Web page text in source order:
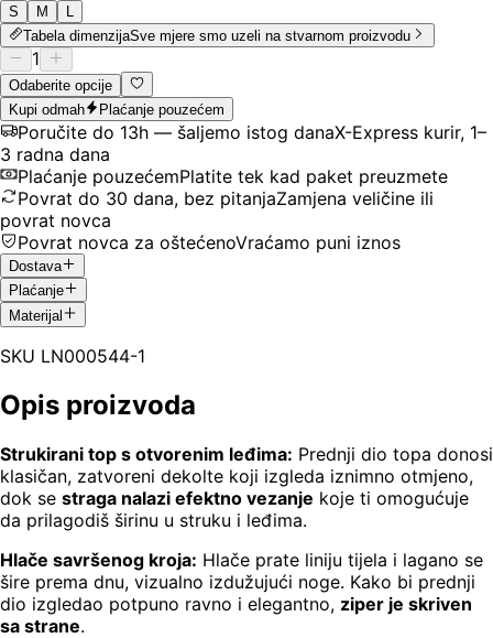
S M
L
Tabela dimenzijaSve mjere smo uzeli na stvarnom proizvodu
1
Odaberite opcije
Kupi odmah
Plaćanje pouzećem
Poručite do 13h — šaljemo istog danaX-Express kurir, 1–
3 radna dana
Plaćanje pouzećemPlatite tek kad paket preuzmete
Povrat do 30 dana, bez pitanjaZamjena veličine ili
povrat novca
Povrat novca za oštećenoVraćamo puni iznos
Dostava
Plaćanje
Materijal
SKU LN000544-1
Opis proizvoda
Strukirani top s otvorenim leđima: Prednji dio topa donosi
klasičan, zatvoreni dekolte koji izgleda iznimno otmjeno,
dok se straga nalazi efektno vezanje koje ti omogućuje
da prilagodiš širinu u struku i leđima.
Hlače savršenog kroja: Hlače prate liniju tijela i lagano se
šire prema dnu, vizualno izdužujući noge. Kako bi prednji
dio izgledao potpuno ravno i elegantno, ziper je skriven
sa strane.